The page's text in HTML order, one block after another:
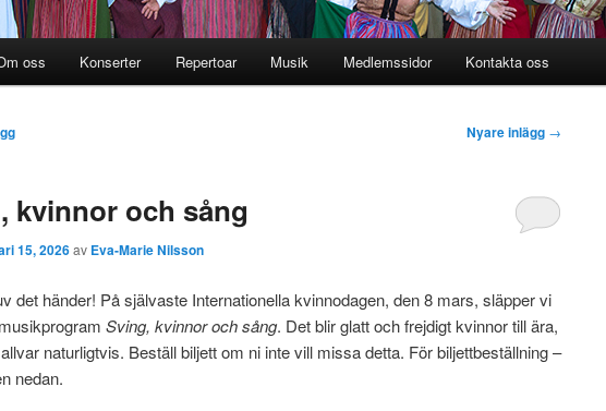
huvudinnehåll
sekundärt innehåll
oss Konserter Repertoar Musik Medlemssidor Kontakta oss
Nyare inlägg →
kvinnor och sång
15, 2026av Eva-Marie Nilsson
det händer! På självaste Internationella kvinnodagen, den 8 mars, släpper vi
Sving, kvinnor och sång. Det blir glatt och frejdigt kvinnor till ära,
naturligtvis. Beställ biljett om ni inte vill missa detta. För biljettbeställning –
nedan.